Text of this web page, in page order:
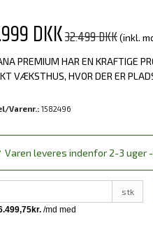
DKK32.499 DKK(inkl.
PREMIUM HAR EN KRAFTIGE
VÆKSTHUS, HVOR DER ER
Varenr.: 1582496
Varen leveres indenfor 2-3 uger
stk